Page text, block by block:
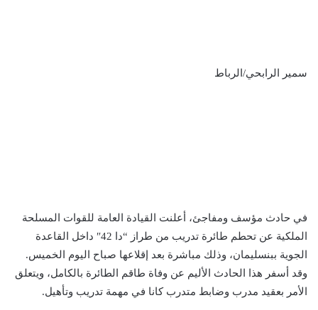
سمير الرابحي/الرباط
في حادث مؤسف ومفاجئ، أعلنت القيادة العامة للقوات المسلحة
الملكية عن تحطم طائرة تدريب من طراز “دا 42″ داخل القاعدة
الجوية ببنسليمان، وذلك مباشرة بعد إقلاعها صباح اليوم الخميس.
وقد أسفر هذا الحادث الأليم عن وفاة طاقم الطائرة بالكامل، ويتعلق
الأمر بعقيد مدرب وضابط متدرب كانا في مهمة تدريب وتأهيل.